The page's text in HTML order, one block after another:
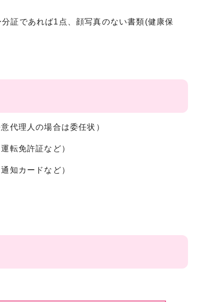
証であれば1点、顔写真のない書類(健康保
代理人の場合は委任状）
転免許証など）
知カードなど）